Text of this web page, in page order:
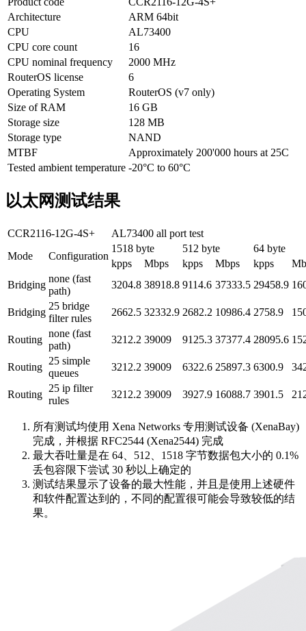
Architecture
ARM 64bit
CPU
AL73400
CPU core count
16
CPU nominal frequency
2000 MHz
RouterOS license
6
Operating System
RouterOS (v7 only)
Size of RAM
16 GB
Storage size
128 MB
Storage type
NAND
MTBF
Approximately 200'000 hours at 25C
Tested ambient temperature -20°C to 60°C
以太网测试结果
CCR2116-12G-4S+
AL73400 all port test
Mode
Configuration
1518 byte 512 byte
64 byte
kpps
Mbps kpps Mbps kpps
Bridging
none (fast
path)
3204.8 38918.8 9114.6 37333.5 29458.9
Bridging
25 bridge
filter rules
2662.5 32332.9 2682.2 10986.4 2758.9
Routing
none (fast
path)
3212.2 39009 9125.3 37377.4 28095.6
Routing
25 simple
queues
3212.2 39009 6322.6 25897.3 6300.9
Routing
25 ip filter
rules
3212.2 39009 3927.9 16088.7 3901.5
所有测试均使用 Xena Networks 专用测试设备 (XenaBay)
完成，并根据 RFC2544 (Xena2544) 完成
最大吞吐量是在 64、512、1518 字节数据包大小的 0.1%
丢包容限下尝试 30 秒以上确定的
测试结果显示了设备的最大性能，并且是使用上述硬件
和软件配置达到的，不同的配置很可能会导致较低的结
果。